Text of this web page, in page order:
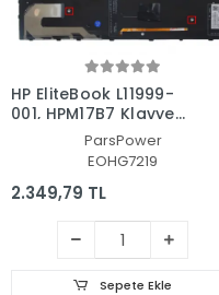
HP EliteBook L11999-
001, HPM17B7 Klavye
Işıklı (Siyah TR)
ParsPower
EOHG7219
2.349,79 TL
Sepete Ekle